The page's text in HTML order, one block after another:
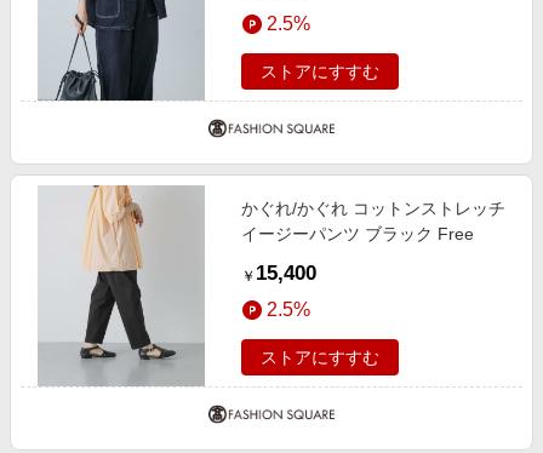
2.5%
ストアにすすむ
かぐれ/かぐれ コットンストレッチ
イージーパンツ ブラック Free
￥ 15,400
2.5%
ストアにすすむ